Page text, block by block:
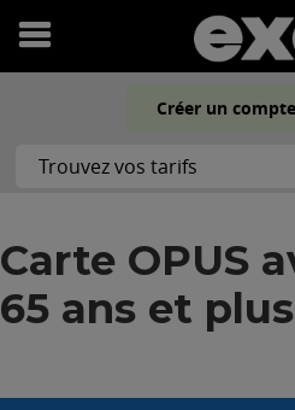
Ouvrir
menu
Créer un compte
Carte OPUS avec photo
65 ans et plus